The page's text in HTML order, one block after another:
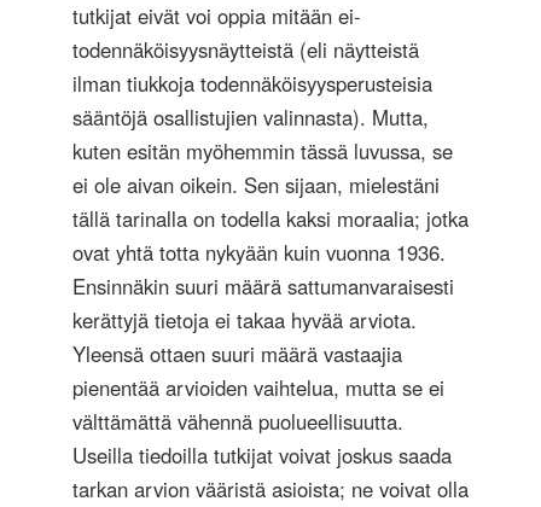
tutkijat eivät voi oppia mitään ei-
todennäköisyysnäytteistä (eli näytteistä
ilman tiukkoja todennäköisyysperusteisia
sääntöjä osallistujien valinnasta). Mutta,
kuten esitän myöhemmin tässä luvussa, se
ei ole aivan oikein. Sen sijaan, mielestäni
tällä tarinalla on todella kaksi moraalia; jotka
ovat yhtä totta nykyään kuin vuonna 1936.
Ensinnäkin suuri määrä sattumanvaraisesti
kerättyjä tietoja ei takaa hyvää arviota.
Yleensä ottaen suuri määrä vastaajia
pienentää arvioiden vaihtelua, mutta se ei
välttämättä vähennä puolueellisuutta.
Useilla tiedoilla tutkijat voivat joskus saada
tarkan arvion vääristä asioista; ne voivat olla